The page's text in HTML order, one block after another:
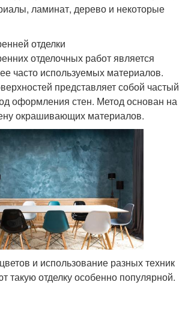
ламинат, дерево и некоторые
отделки
отделочных работ является
часто используемых материалов.
представляет собой частый
оформления стен. Метод основан на
окрашивающих материалов.
и использование разных техник
такую отделку особенно популярной.